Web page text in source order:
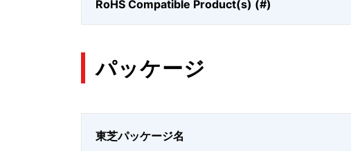
RoHS Compatible Product(s) (#)
パッケージ
東芝パッケージ名